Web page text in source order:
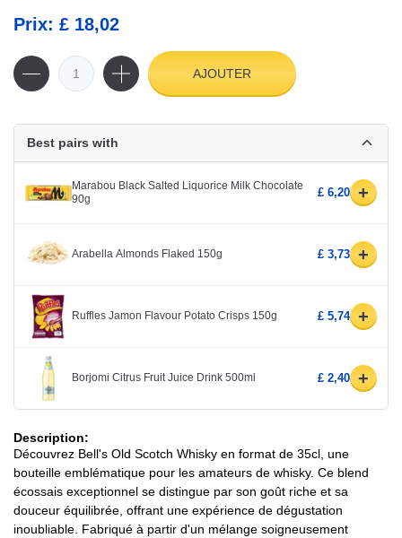
Prix: £ 18,02
AJOUTER
Best pairs with
Marabou Black Salted Liquorice Milk Chocolate
90g
£ 6,20 +
Arabella Almonds Flaked 150g £ 3,73 +
Ruffles Jamon Flavour Potato Crisps 150g £ 5,74 +
Borjomi Citrus Fruit Juice Drink 500ml £ 2,40 +
Description:
Découvrez Bell's Old Scotch Whisky en format de 35cl, une
bouteille emblématique pour les amateurs de whisky. Ce blend
écossais exceptionnel se distingue par son goût riche et sa
douceur équilibrée, offrant une expérience de dégustation
inoubliable. Fabriqué à partir d'un mélange soigneusement